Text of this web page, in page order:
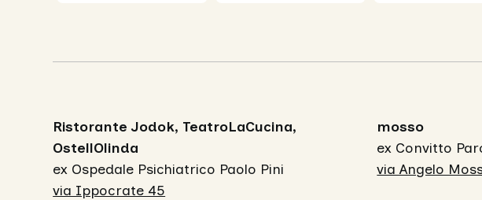
Ristorante Jodok, TeatroLaCucina,
OstellOlinda
ex Ospedale Psichiatrico Paolo Pini
via Ippocrate 45
mosso
ex Convitto
via Angelo